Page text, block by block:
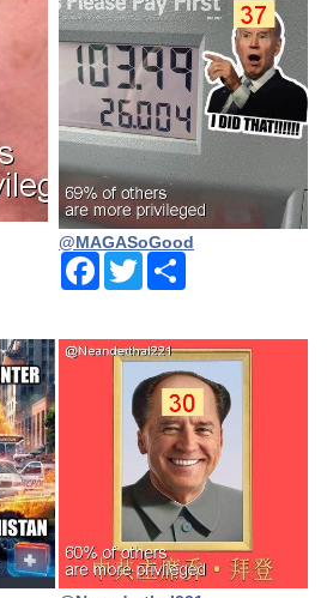
@MAGASoGood
Facebook
TwitterShare